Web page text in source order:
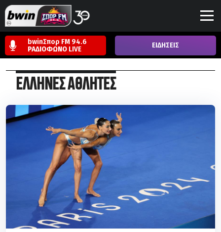
bwinΣπορ FM 94.6
ΡΑΔΙΟΦΩΝΟ LIVE ΕΙΔΗΣΕΙΣ
ΕΛΛΗΝΕΣ ΑΘΛΗΤΕΣ